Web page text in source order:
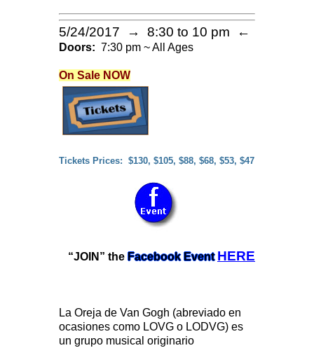
5/24/2017 → 8:30 to 10 pm ←
Doors: 7:30 pm ~ All Ages
On Sale NOW
Tickets Prices: $130, $105, $88, $68, $53, $47
“JOIN” the Facebook Event HERE
La Oreja de Van Gogh (abreviado en
ocasiones como LOVG o LODVG) es
un grupo musical originario